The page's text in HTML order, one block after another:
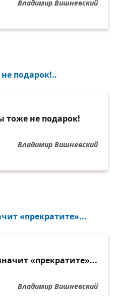
Владимир Вишневский
подарок!..
тоже не подарок!
Владимир Вишневский
«прекратите»...
«прекратите»...
Владимир Вишневский